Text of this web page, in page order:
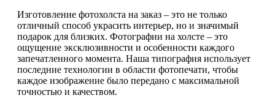
Изготовление фотохолста на заказ – это не только
отличный способ украсить интерьер, но и значимый
подарок для близких. Фотографии на холсте – это
ощущение эксклюзивности и особенности каждого
запечатленного момента. Наша типография использует
последние технологии в области фотопечати, чтобы
каждое изображение было передано с максимальной
точностью и качеством.